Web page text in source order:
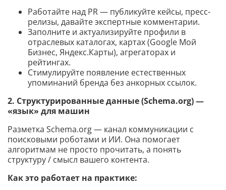
Работайте над PR — публикуйте кейсы, пресс-
релизы, давайте экспертные комментарии.
Заполните и актуализируйте профили в
отраслевых каталогах, картах (Google Мой
Бизнес, Яндекс.Карты), агрегаторах и
рейтингах.
Стимулируйте появление естественных
упоминаний бренда без анкорных ссылок.
2. Структурированные данные (Schema.org) —
«язык» для машин
Разметка Schema.org — канал коммуникации с
поисковыми роботами и ИИ. Она помогает
алгоритмам не просто прочитать, а понять
структуру / смысл вашего контента.
Как это работает на практике: